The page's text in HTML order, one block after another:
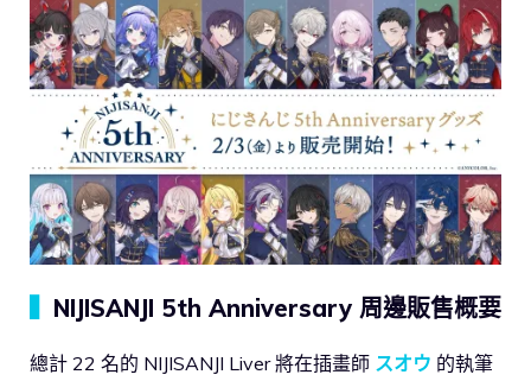
NIJISANJI 5th Anniversary 周邊販售概要
總計 22 名的 NIJISANJI Liver 將在插畫師 スオウ 的執筆